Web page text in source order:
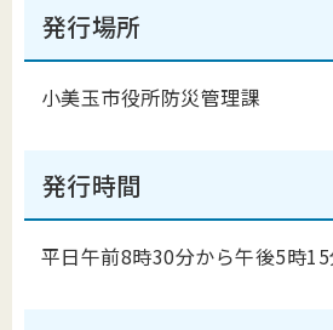
発行場所
小美玉市役所防災管理課
発行時間
平日午前8時30分から午後5時